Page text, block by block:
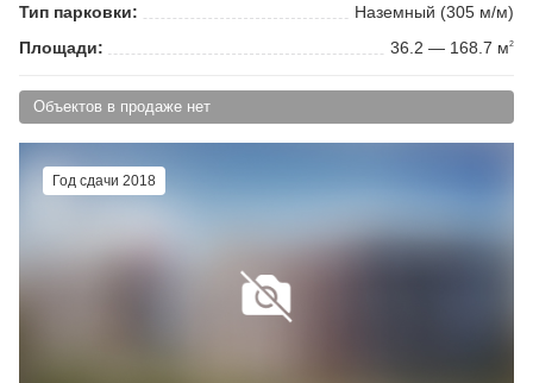
Тип парковки:
Наземный (305 м/м)
Площади:
36.2 — 168.7 м2
Объектов в продаже нет
Год сдачи 2018